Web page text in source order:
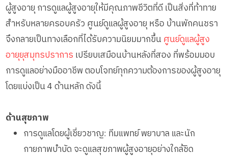
ผู้สูงอายุ การดูแลผู้สูงอายุให้มีคุณภาพชีวิตที่ดี เป็นสิ่งที่ท้าทาย
สำหรับหลายครอบครัว ศูนย์ดูแลผู้สูงอายุ หรือ บ้านพักคนชรา
จึงกลายเป็นทางเลือกที่ได้รับความนิยมมากขึ้นศูนย์ดูแลผู้สูง
อายุยุสมุทรปราการ เปรียบเสมือนบ้านหลังที่สอง ที่พร้อมมอบ
การดูแลอย่างมืออาชีพ ตอบโจทย์ทุกความต้องการของผู้สูงอายุ
โดยแบ่งเป็น 4 ด้านหลัก ดังนี้
ด้านสุขภาพ
การดูแลโดยผู้เชี่ยวชาญ: ทีมแพทย์ พยาบาล และนัก
กายภาพบำบัด จะดูแลสุขภาพผู้สูงอายุอย่างใกล้ชิด